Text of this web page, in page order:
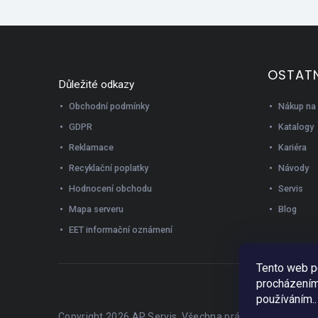
Tento web
Důležité odkazy
Obchodní podmínky
GDPR
Reklamace
Recyklační poplatky
Hodnocení obchodu
Mapa serveru
EET informační oznámení
Nákup
Katalogy
Kariéra
Návody
Servis
Blog